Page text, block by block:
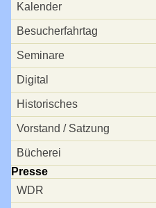
Kalender
Besucherfahrtag
Seminare
Digital
Historisches
Vorstand / Satzung
Bücherei
Presse
WDR